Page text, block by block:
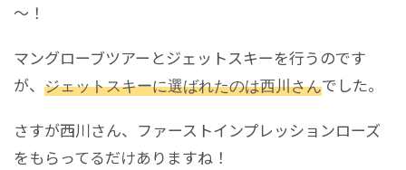
～！
マングローブツアーとジェットスキーを行うのです
が、 ジェットスキーに選ばれたのは西川さんでした。
さすが西川さん、ファーストインプレッションローズ
をもらってるだけありますね！